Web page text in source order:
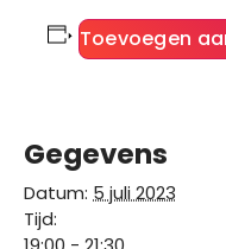
Toevoegen
Gegevens
Datum: 5 juli 2023
Tijd: